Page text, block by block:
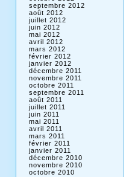
septembre 2012
août 2012
juillet 2012
juin 2012
mai 2012
avril 2012
mars 2012
février 2012
janvier 2012
décembre 2011
novembre 2011
octobre 2011
septembre 2011
août 2011
juillet 2011
juin 2011
mai 2011
avril 2011
mars 2011
février 2011
janvier 2011
décembre 2010
novembre 2010
octobre 2010